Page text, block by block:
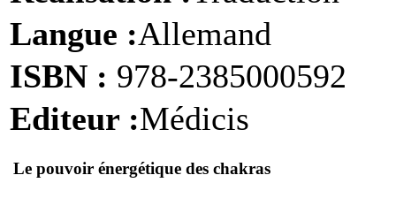
Langue :Allemand
ISBN : 978-2385000592
Editeur :Médicis
Le pouvoir énergétique des chakras